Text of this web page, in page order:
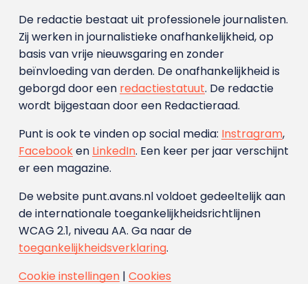
De redactie bestaat uit professionele journalisten.
Zij werken in journalistieke onafhankelijkheid, op
basis van vrije nieuwsgaring en zonder
beïnvloeding van derden. De onafhankelijkheid is
geborgd door een redactiestatuut. De redactie
wordt bijgestaan door een Redactieraad.
Punt is ook te vinden op social media: Instragram,
Facebooken LinkedIn. Een keer per jaar verschijnt
er een magazine.
De website punt.avans.nl voldoet gedeeltelijk aan
de internationale toegankelijkheidsrichtlijnen
WCAG 2.1, niveau AA. Ga naar de
toegankelijkheidsverklaring.
Cookie instellingen| Cookies